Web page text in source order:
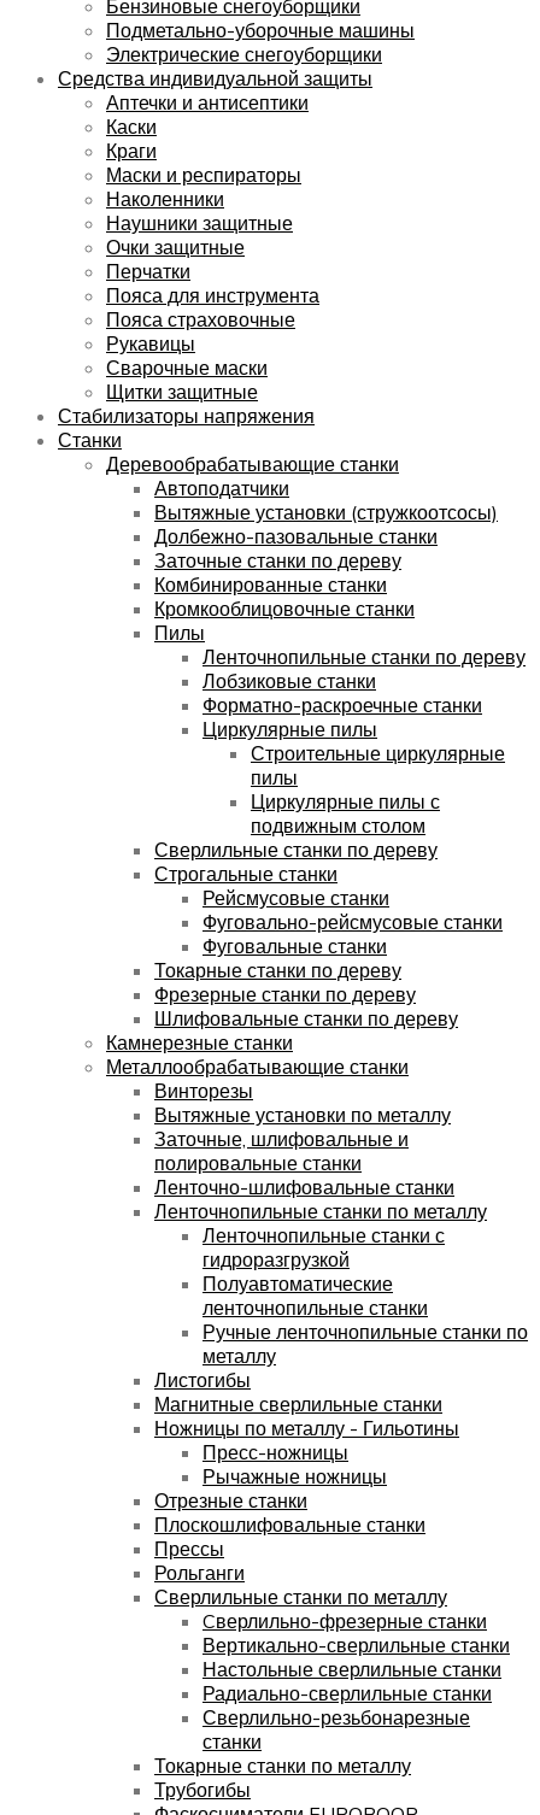
Бензиновые снегоуборщики
Подметально-уборочные машины
Электрические снегоуборщики
Средства индивидуальной защиты
Аптечки и антисептики
Каски
Краги
Маски и респираторы
Наколенники
Наушники защитные
Очки защитные
Перчатки
Пояса для инструмента
Пояса страховочные
Рукавицы
Сварочные маски
Щитки защитные
Стабилизаторы напряжения
Станки
Деревообрабатывающие станки
Автоподатчики
Вытяжные установки (стружкоотсосы)
Долбежно-пазовальные станки
Заточные станки по дереву
Комбинированные станки
Кромкооблицовочные станки
Пилы
Ленточнопильные станки по дереву
Лобзиковые станки
Форматно-раскроечные станки
Циркулярные пилы
Строительные циркулярные
пилы
Циркулярные пилы с
подвижным столом
Сверлильные станки по дереву
Строгальные станки
Рейсмусовые станки
Фуговально-рейсмусовые станки
Фуговальные станки
Токарные станки по дереву
Фрезерные станки по дереву
Шлифовальные станки по дереву
Камнерезные станки
Металлообрабатывающие станки
Винторезы
Вытяжные установки по металлу
Заточные, шлифовальные и
полировальные станки
Ленточно-шлифовальные станки
Ленточнопильные станки по металлу
Ленточнопильные станки с
гидроразгрузкой
Полуавтоматические
ленточнопильные станки
Ручные ленточнопильные станки по
металлу
Листогибы
Магнитные сверлильные станки
Ножницы по металлу - Гильотины
Пресс-ножницы
Рычажные ножницы
Отрезные станки
Плоскошлифовальные станки
Прессы
Рольганги
Сверлильные станки по металлу
Cверлильно-фрезерные станки
Вертикально-сверлильные станки
Настольные сверлильные станки
Радиально-сверлильные станки
Сверлильно-резьбонарезные
станки
Токарные станки по металлу
Трубогибы